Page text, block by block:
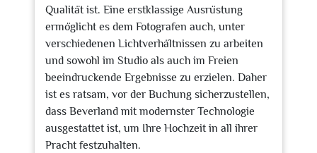
Qualität ist. Eine erstklassige Ausrüstung
ermöglicht es dem Fotografen auch, unter
verschiedenen Lichtverhältnissen zu arbeiten
und sowohl im Studio als auch im Freien
beeindruckende Ergebnisse zu erzielen. Daher
ist es ratsam, vor der Buchung sicherzustellen,
dass Beverland mit modernster Technologie
ausgestattet ist, um Ihre Hochzeit in all ihrer
Pracht festzuhalten.